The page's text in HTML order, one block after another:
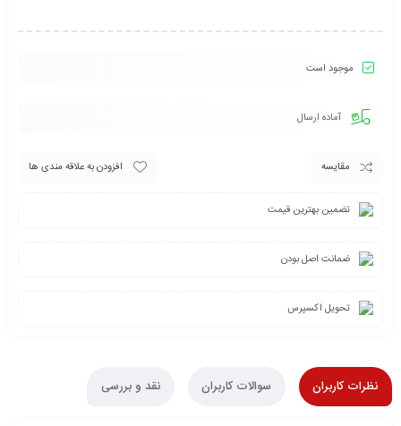
موجود است
آماده ارسال
مقایسه افزودن به علاقه مندی ها
تضمین بهترین قیمت
ضمانت اصل بودن
تحویل اکسپرس
نظرات کاربران سوالات کاربران نقد و بررسی